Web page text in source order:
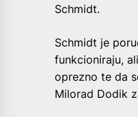
Schmidt.
Schmidt je
funkcioniraju,
oprezno te da
Milorad Dodik